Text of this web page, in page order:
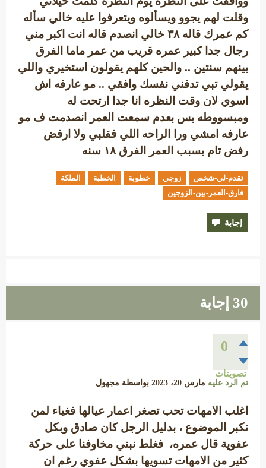
وقلت لهم يجوو ويسألوه ويتعرفوا عليه خالي سأله
كم عمرك قاله ۳۸ خالي انصدم قاله انت اكبر مني
رجال جدا كبير عمره قريب من عمر ماما الفرق
بينهم سنتين .. والحين كلهم يقولون استخيري واللي
يقولي تبي تدفني نفسك وافقي .. مو عارفه اش
اسوي لان وقت النظره انا جدا ارتحت له
ومبسووطه بس بعدم سمعت العمر انصدمت ف مو
عارفه امشي ورا الراحه اللي فقلبي ولا ارفض
رفض تام بسبب العمر الفرق ١٨ سنه
تقدم-لي-شخص زوجي خطوبة الخطبة
الملكة
فارق-العمر-بين-الزوجين
30 إجابة
0
تصويتات
تم الرد عليه مارس 20، 2023 بواسطة مجهول
اغلب الامهات تحب تصغر اعمار عيالها فغياء لمن
نكبر الموضوع ، بدليل الرجل كان صادق وبكل
عفوية قال عمره، فغلط نبني مخاوفنا على حركة
كثير من الامهات تسويها بشكل عفوي رغم ان